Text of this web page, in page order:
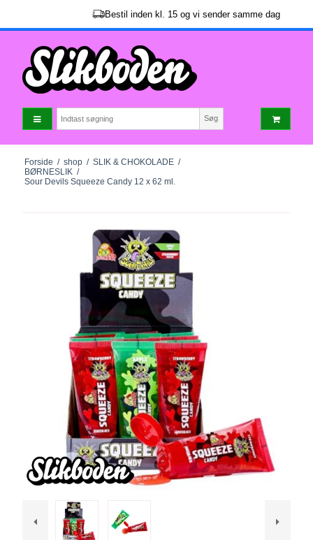
Bestil inden kl. 15 og vi sender samme dag
Søg
Forside / shop / SLIK & CHOKOLADE /
BØRNESLIK /
Sour Devils Squeeze Candy 12 x 62 ml.